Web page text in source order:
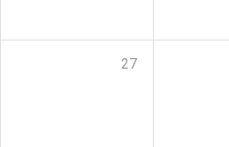
27